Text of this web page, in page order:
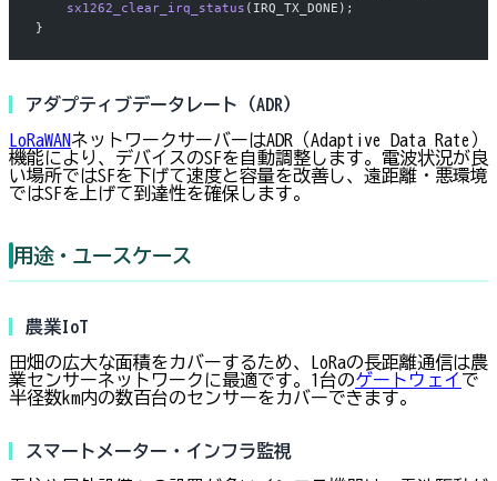
    sx1262_clear_irq_status
(IRQ_TX_DONE);
}
アダプティブデータレート（ADR）
LoRaWANネットワークサーバーはADR（Adaptive Data Rate）
機能により、デバイスのSFを自動調整します。電波状況が良
い場所ではSFを下げて速度と容量を改善し、遠距離・悪環境
ではSFを上げて到達性を確保します。
用途・ユースケース
農業IoT
田畑の広大な面積をカバーするため、LoRaの長距離通信は農
業センサーネットワークに最適です。1台のゲートウェイ で
半径数km内の数百台のセンサーをカバーできます。
スマートメーター・インフラ監視